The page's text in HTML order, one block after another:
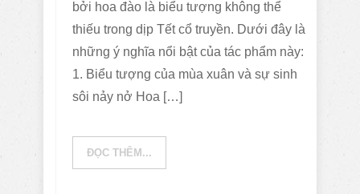
bởi hoa đào là biểu tượng không thể
thiếu trong dịp Tết cổ truyền. Dưới đây là
những ý nghĩa nổi bật của tác phẩm này:
1. Biểu tượng của mùa xuân và sự sinh
sôi nảy nở Hoa […]
ĐỌC THÊM...